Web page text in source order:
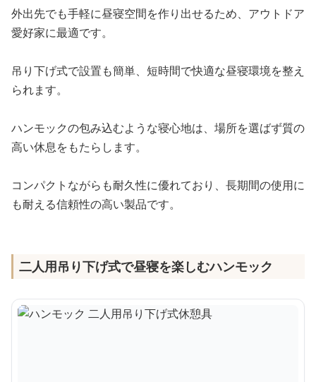
外出先でも手軽に昼寝空間を作り出せるため、アウトドア
愛好家に最適です。
吊り下げ式で設置も簡単、短時間で快適な昼寝環境を整え
られます。
ハンモックの包み込むような寝心地は、場所を選ばず質の
高い休息をもたらします。
コンパクトながらも耐久性に優れており、長期間の使用に
も耐える信頼性の高い製品です。
二人用吊り下げ式で昼寝を楽しむハンモック